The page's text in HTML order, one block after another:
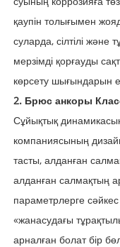
қаупін толығымен
суларда, сілтілі және
мерзімді қорғауды
көрсету шығындарын
2. Брюс анкоры
Сұйықтық
компаниясының
тасты, алданған
алданған салмақтың
параметрлерге сәйкес
«жанасудағы
арналған болат бір